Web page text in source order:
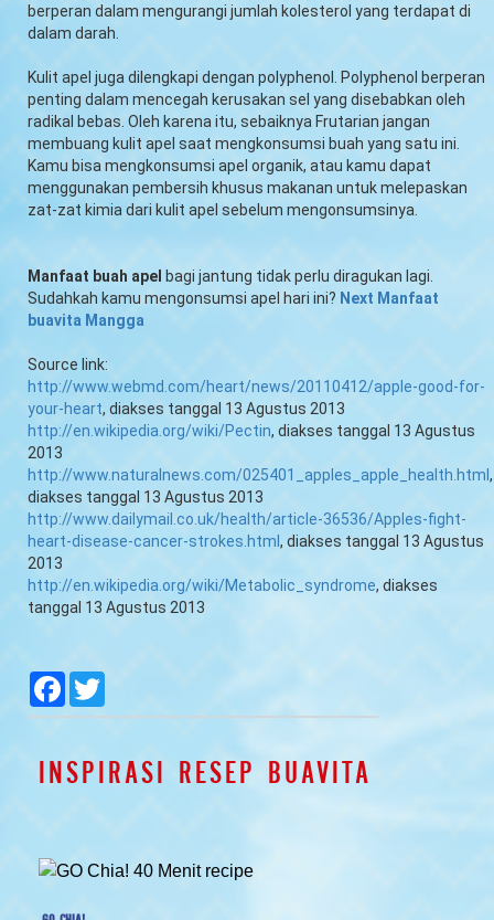
berperan dalam mengurangi jumlah kolesterol yang terdapat di
dalam darah.
Kulit apel juga dilengkapi dengan polyphenol. Polyphenol berperan
penting dalam mencegah kerusakan sel yang disebabkan oleh
radikal bebas. Oleh karena itu, sebaiknya Frutarian jangan
membuang kulit apel saat mengkonsumsi buah yang satu ini.
Kamu bisa mengkonsumsi apel organik, atau kamu dapat
menggunakan pembersih khusus makanan untuk melepaskan
zat-zat kimia dari kulit apel sebelum mengonsumsinya.
Manfaat buah apel bagi jantung tidak perlu diragukan lagi.
Sudahkah kamu mengonsumsi apel hari ini? Next Manfaat
buavita Mangga
Source link:
http://www.webmd.com/heart/news/20110412/apple-good-for-
your-heart, diakses tanggal 13 Agustus 2013
http://en.wikipedia.org/wiki/Pectin, diakses tanggal 13 Agustus
2013
http://www.naturalnews.com/025401_apples_apple_health.html ,
diakses tanggal 13 Agustus 2013
http://www.dailymail.co.uk/health/article-36536/Apples-fight-
heart-disease-cancer-strokes.html , diakses tanggal 13 Agustus
2013
http://en.wikipedia.org/wiki/Metabolic_syndrome, diakses
tanggal 13 Agustus 2013
null
Facebook
null null
null
INSPIRASI RESEP BUAVITA